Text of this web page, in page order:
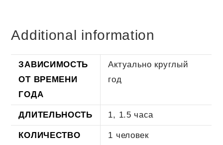
Additional information
ЗАВИСИМОСТЬ
ОТ ВРЕМЕНИ
ГОДА
Актуально круглый
год
ДЛИТЕЛЬНОСТЬ 1, 1.5 часа
КОЛИЧЕСТВО
1 человек